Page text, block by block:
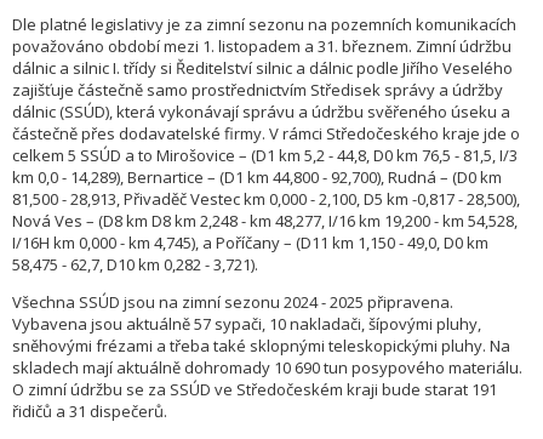
Dle platné legislativy je za zimní sezonu na pozemních komunikacích
považováno období mezi 1. listopadem a 31. březnem. Zimní údržbu
dálnic a silnic I. třídy si Ředitelství silnic a dálnic podle Jiřího Veselého
zajišťuje částečně samo prostřednictvím Středisek správy a údržby
dálnic (SSÚD), která vykonávají správu a údržbu svěřeného úseku a
částečně přes dodavatelské firmy. V rámci Středočeského kraje jde o
celkem 5 SSÚD a to Mirošovice – (D1 km 5,2 - 44,8, D0 km 76,5 - 81,5, I/3
km 0,0 - 14,289), Bernartice – (D1 km 44,800 - 92,700), Rudná – (D0 km
81,500 - 28,913, Přivaděč Vestec km 0,000 - 2,100, D5 km -0,817 - 28,500),
Nová Ves – (D8 km D8 km 2,248 - km 48,277, I/16 km 19,200 - km 54,528,
I/16H km 0,000 - km 4,745), a Poříčany – (D11 km 1,150 - 49,0, D0 km
58,475 - 62,7, D10 km 0,282 - 3,721).
Všechna SSÚD jsou na zimní sezonu 2024 - 2025 připravena.
Vybavena jsou aktuálně 57 sypači, 10 nakladači, šípovými pluhy,
sněhovými frézami a třeba také sklopnými teleskopickými pluhy. Na
skladech mají aktuálně dohromady 10 690 tun posypového materiálu.
O zimní údržbu se za SSÚD ve Středočeském kraji bude starat 191
řidičů a 31 dispečerů.